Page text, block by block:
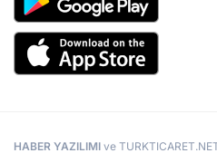
HABER YAZILIMI ve